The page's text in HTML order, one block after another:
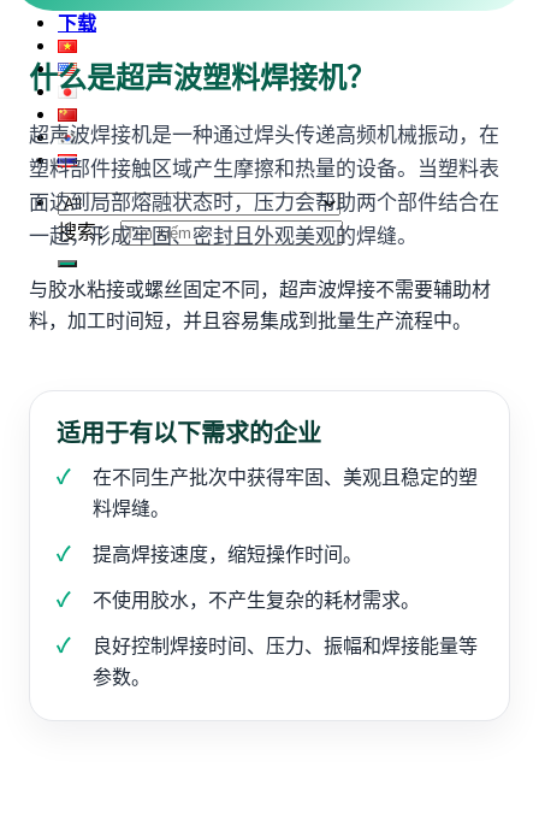
下载
搜索：
什么是超声波塑料焊接机？
超声波焊接机是一种通过焊头传递高频机械振动，在
塑料部件接触区域产生摩擦和热量的设备。当塑料表
面达到局部熔融状态时，压力会帮助两个部件结合在
一起，形成牢固、密封且外观美观的焊缝。
与胶水粘接或螺丝固定不同，超声波焊接不需要辅助材
料，加工时间短，并且容易集成到批量生产流程中。
适用于有以下需求的企业
在不同生产批次中获得牢固、美观且稳定的塑
料焊缝。
提高焊接速度，缩短操作时间。
不使用胶水，不产生复杂的耗材需求。
良好控制焊接时间、压力、振幅和焊接能量等
参数。